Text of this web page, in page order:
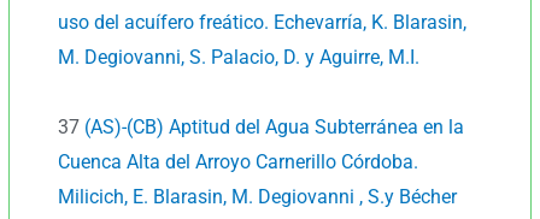
uso del acuífero freático. Echevarría, K. Blarasin,
M. Degiovanni, S. Palacio, D. y Aguirre, M.I.
37 (AS)-(CB) Aptitud del Agua Subterránea en la
Cuenca Alta del Arroyo Carnerillo Córdoba.
Milicich, E. Blarasin, M. Degiovanni , S.y Bécher